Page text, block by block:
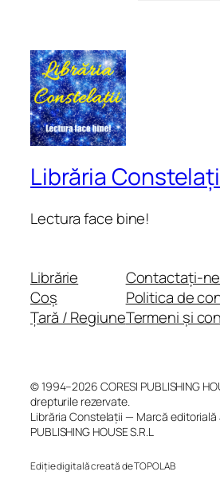
Librăria
Lectura face bine!
Librărie
Coș
Țară / Regiune
Contactați-ne
Politica de
Termeni și
© 1994–2026 CORESI PUBLISHING
drepturile rezervate.
Librăria Constelații — Marcă editorială
PUBLISHING HOUSE S.R.L
Ediție digitală creată de TOPOLAB